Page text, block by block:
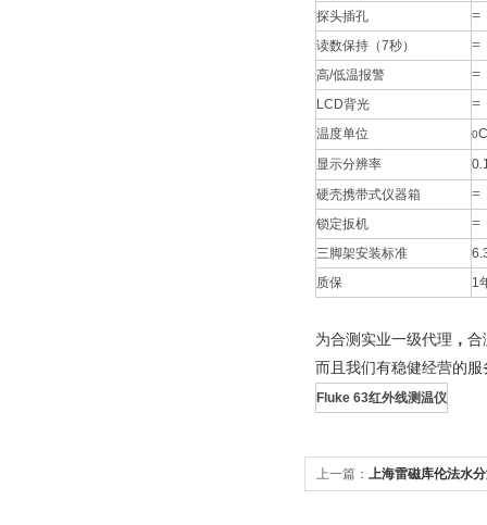
探头插孔
=
读数保持（7秒） =
高/低温报警 =
LCD背光 =
温度单位 0
显示分辨率
硬壳携带式仪器箱
=
锁定扳机 =
三脚架安装标准
质保
1
为合测实业一级代理 ， 合
而且我们有稳健经营的
Fluke 63红外线测温仪
上一篇： 上海雷磁库伦法水